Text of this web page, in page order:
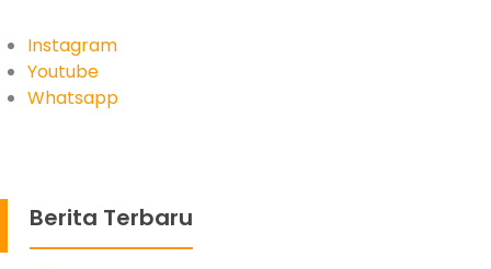
Instagram
Youtube
Whatsapp
Berita Terbaru